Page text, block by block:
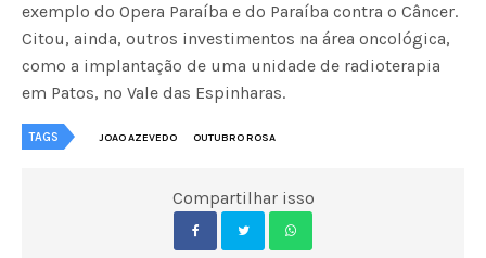
exemplo do Opera Paraíba e do Paraíba contra o Câncer.
Citou, ainda, outros investimentos na área oncológica,
como a implantação de uma unidade de radioterapia
em Patos, no Vale das Espinharas.
TAGS JOAO AZEVEDO OUTUBRO ROSA
Compartilhar isso